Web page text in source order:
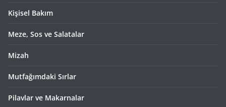
Kişisel Bakım
Meze, Sos ve Salatalar
Mizah
Mutfağımdaki Sırlar
Pilavlar ve Makarnalar